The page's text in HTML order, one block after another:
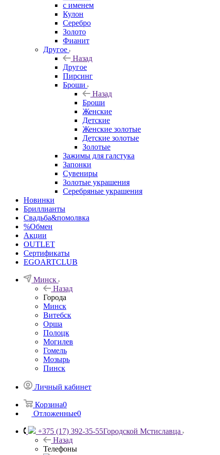
с именем
Кулон
Серебро
Золото
Фианит
Другое
Назад
Другое
Пирсинг
Броши
Назад
Броши
Женские
Детские
Женские золотые
Детские золотые
Золотые
Зажимы для галстука
Запонки
Сувениры
Золотые украшения
Серебряные украшения
Новинки
Бриллианты
Свадьба&помолвка
%Обмен
Акции
OUTLET
Сертификаты
EGOARTCLUB
Минск
Назад
Города
Минск
Витебск
Орша
Полоцк
Могилев
Гомель
Мозырь
Пинск
Личный кабинет
Корзина0
Отложенные0
+375 (17) 392-35-55Городской Мстиславца
Назад
Телефоны